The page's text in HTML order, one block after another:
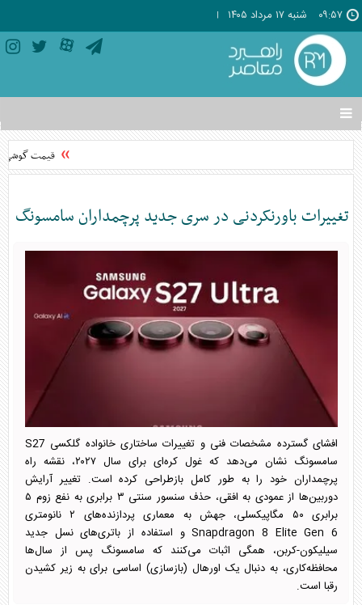
۰۹:۵۷ شنبه ۱۷ مرداد ۱۴۰۵
تغییر
وضعیت
منوی
ها
قیمت گوشی‌های
تغییرات باورنکردنی در سری جدید پرچمداران سامسونگ
افشای گسترده مشخصات فنی و تغییرات ساختاری خانواده گلکسی S27
سامسونگ نشان می‌دهد که غول کره‌ای برای سال ۲۰۲۷، نقشه راه
پرچمداران خود را به طور کامل بازطراحی کرده است. تغییر آرایش
دوربین‌ها از عمودی به افقی، حذف سنسور سنتی ۳ برابری به نفع زوم ۵
برابری ۵۰ مگاپیکسلی، جهش به معماری پردازنده‌های ۲ نانومتری
Snapdragon 8 Elite Gen 6 و استفاده از باتری‌های نسل جدید
سیلیکون-کربن، همگی اثبات می‌کنند که سامسونگ پس از سال‌ها
محافظه‌کاری، به دنبال یک اورهال (بازسازی) اساسی برای به زیر کشیدن
رقبا است.